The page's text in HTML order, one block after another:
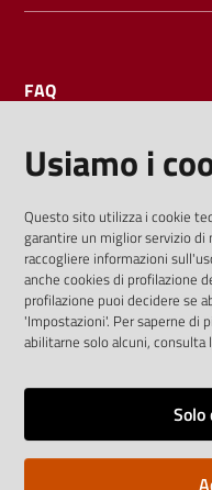
FAQ
I dati personali pubblicati
previste dalla direttiva
36/2006
Vai alla pagina
Note legali
Usiamo i
Questo sito utilizza i cookie
garantire un miglior servizio
raccogliere informazioni
anche cookies di profilazione
profilazione puoi decidere se
'Impostazioni'. Per saperne di
abilitarne solo alcuni, consulta
Solo